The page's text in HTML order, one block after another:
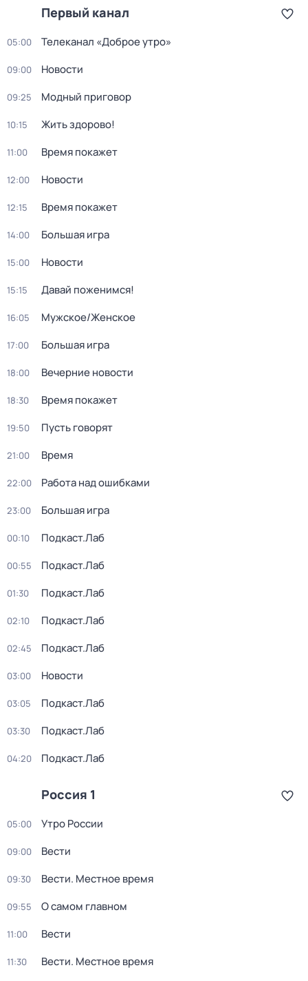
Первый канал
05:00 Телеканал «Доброе утро»
09:00 Новости
09:25 Модный приговор
10:15 Жить здорово!
11:00 Время покажет
12:00 Новости
12:15 Время покажет
14:00 Большая игра
15:00 Новости
15:15 Давай поженимся!
16:05 Мужское/Женское
17:00 Большая игра
18:00 Вечерние новости
18:30 Время покажет
19:50 Пусть говорят
21:00 Время
22:00 Работа над ошибками
23:00 Большая игра
00:10 Подкаст.Лаб
00:55 Подкаст.Лаб
01:30 Подкаст.Лаб
02:10 Подкаст.Лаб
02:45 Подкаст.Лаб
03:00 Новости
03:05 Подкаст.Лаб
03:30 Подкаст.Лаб
04:20 Подкаст.Лаб
Россия 1
05:00 Утро России
09:00 Вести
09:30 Вести. Местное время
09:55 О самом главном
11:00 Вести
11:30 Вести. Местное время